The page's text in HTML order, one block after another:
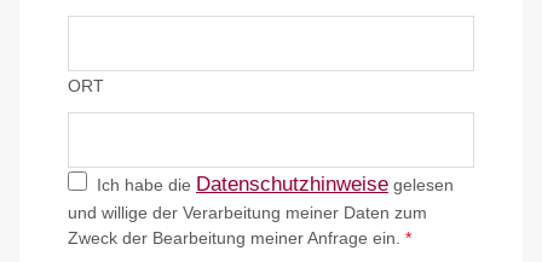
ORT
Ich habe die Datenschutzhinweise gelesen
und willige der Verarbeitung meiner Daten zum
Zweck der Bearbeitung meiner Anfrage ein. *